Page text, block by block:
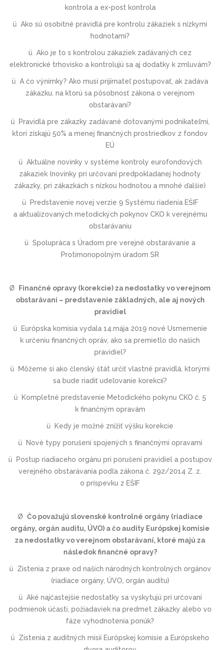
kontrola a ex-post kontrola
ü Ako sú osobitné pravidlá pre kontrolu zákaziek s nízkymi
hodnotami?
ü Ako je to s kontrolou zákaziek zadávaných cez
elektronické trhovisko a kontrolujú sa aj dodatky k zmluvám?
ü A čo výnimky? Ako musí prijímateľ postupovať, ak zadáva
zákazku, na ktorú sa pôsobnosť zákona o verejnom
obstarávaní?
ü Pravidlá pre zákazky zadávané dotovanými podnikateľmi,
ktorí získajú 50% a menej finančných prostriedkov z fondov
EÚ
ü Aktuálne novinky v systéme kontroly eurofondových
zákaziek (novinky pri určovaní predpokladanej hodnoty
zákazky, pri zákazkách s nízkou hodnotou a mnohé ďalšie)
ü Predstavenie novej verzie 9 Systému riadenia EŠIF
a aktualizovaných metodických pokynov CKO k verejnému
obstarávaniu
ü Spolupráca s Úradom pre verejné obstarávanie a
Protimonopolným úradom SR
Ø
Finančné opravy (korekcie) za nedostatky vo verejnom
obstarávaní – predstavenie základných, ale aj nových
pravidiel
ü Európska komisia vydala 14.mája 2019 nové Usmernenie
k určeniu finančných opráv, ako sa premietlo do našich
pravidiel?
ü Môžeme si ako členský štát určiť vlastné pravidlá, ktorými
sa bude riadiť udeľovanie korekcií?
ü Kompletné predstavenie Metodického pokynu CKO č. 5
k finančným opravám
ü Kedy je možné znížiť výšku korekcie
ü Nové typy porušení spojených s finančnými opravami
ü Postup riadiaceho orgánu pri porušení pravidiel a postupov
verejného obstarávania podľa zákona č. 292/2014 Z. z.
o príspevku z EŠIF
Ø Čo považujú slovenské kontrolné orgány (riadiace
orgány, orgán auditu, ÚVO) a čo audity Európskej komisie
za nedostatky vo verejnom obstarávaní, ktoré majú za
následok finančné opravy?
ü
Zistenia z praxe od našich národných kontrolných orgánov
(riadiace orgány, ÚVO, orgán auditu)
ü Aké najčastejšie nedostatky sa vyskytujú pri určovaní
podmienok účasti, požiadaviek na predmet zákazky alebo vo
fáze vyhodnotenia ponúk?
ü
Zistenia z auditných misií Európskej komisie a Európskeho